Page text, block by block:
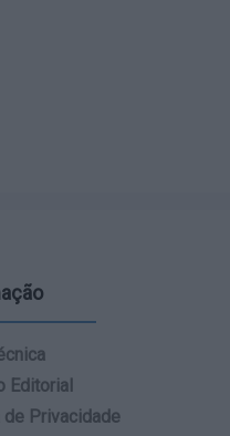
Editorial
de Privacidade